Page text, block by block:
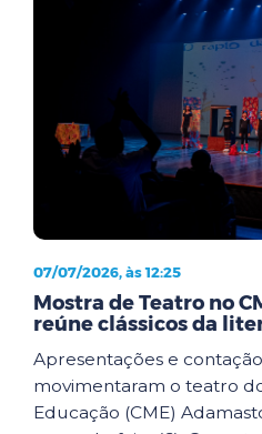
07/07/2026, às 12:25
Mostra de Teatro no
reúne clássicos da
Apresentações e
movimentaram o teatro
Educação (CME)